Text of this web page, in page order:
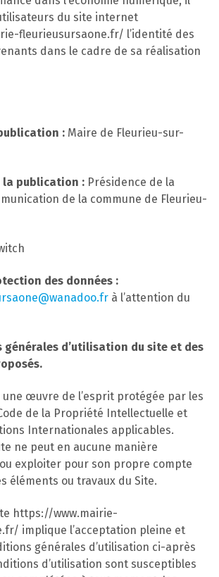
du site internet
fleurieusursaone.fr/ l’identité des
dans le cadre de sa réalisation
: Maire de Fleurieu-sur-
la publication : Présidence de la
de la commune de Fleurieu-
des données :
à l’attention du
générales d’utilisation du site et des
une œuvre de l’esprit protégée par les
de la Propriété Intellectuelle et
Internationales applicables.
ne peut en aucune manière
exploiter pour son propre compte
éléments ou travaux du Site.
https://www.mairie-
implique l’acceptation pleine et
générales d’utilisation ci-après
d’utilisation sont susceptibles